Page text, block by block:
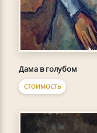
Дама в голубом
СТОИМОСТЬ